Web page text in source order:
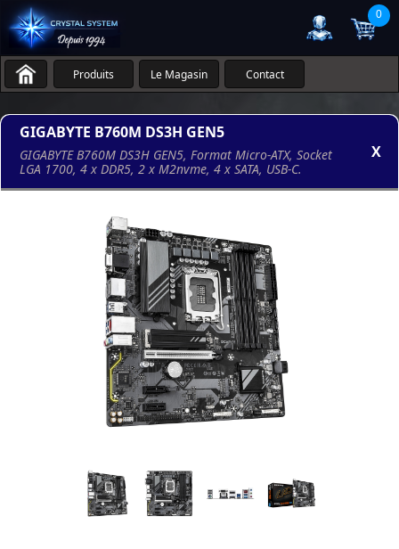
0
Produits Le Magasin Contact
GIGABYTE B760M DS3H GEN5
GIGABYTE B760M DS3H GEN5, Format Micro-ATX, Socket
LGA 1700, 4 x DDR5, 2 x M2nvme, 4 x SATA, USB-C.
X